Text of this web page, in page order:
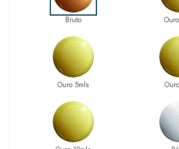
Bruto
Ouro 5mls